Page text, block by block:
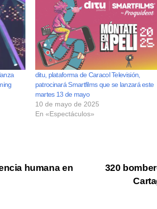
ditu, plataforma de Caracol Televisión,
patrocinará Smartfilms que se lanzará este
martes 13 de mayo
10 de mayo de 2025
En «Espectáculos»
320
humana en